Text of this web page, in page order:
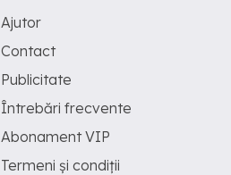
Ajutor
Contact
Publicitate
Întrebări frecvente
Abonament VIP
Termeni și condiții